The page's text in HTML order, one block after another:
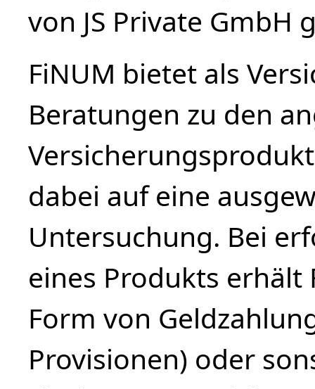
von JS Private GmbH
FiNUM bietet als
Beratungen zu den
dabei auf eine
Untersuchung. Bei
eines Produkts erhält
Form von
Provisionen) oder